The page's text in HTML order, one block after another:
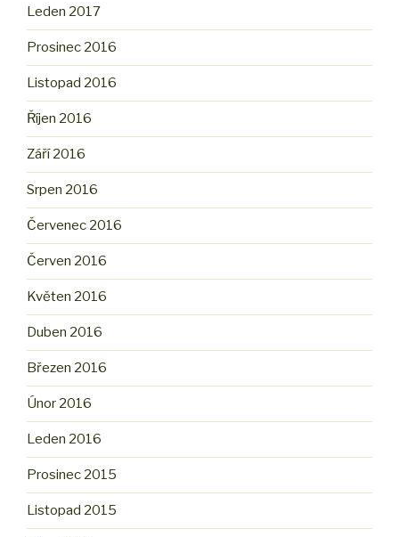
Leden 2017
Prosinec 2016
Listopad 2016
Říjen 2016
Září 2016
Srpen 2016
Červenec 2016
Červen 2016
Květen 2016
Duben 2016
Březen 2016
Únor 2016
Leden 2016
Prosinec 2015
Listopad 2015